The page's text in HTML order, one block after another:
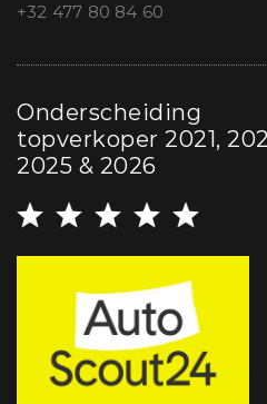
+32 477 80 84 60
Onderscheiding
topverkoper 2021,
2025 & 2026